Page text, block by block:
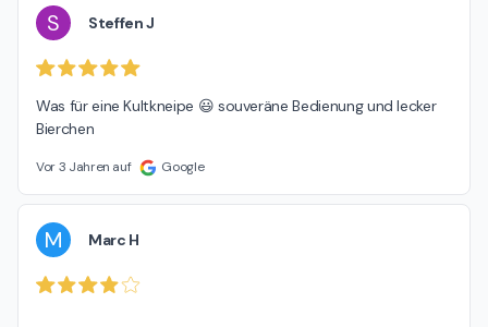
S Steffen J
Was für eine Kultkneipe 😃 souveräne Bedienung und lecker
Bierchen
Vor 3 Jahren auf Google
M Marc H